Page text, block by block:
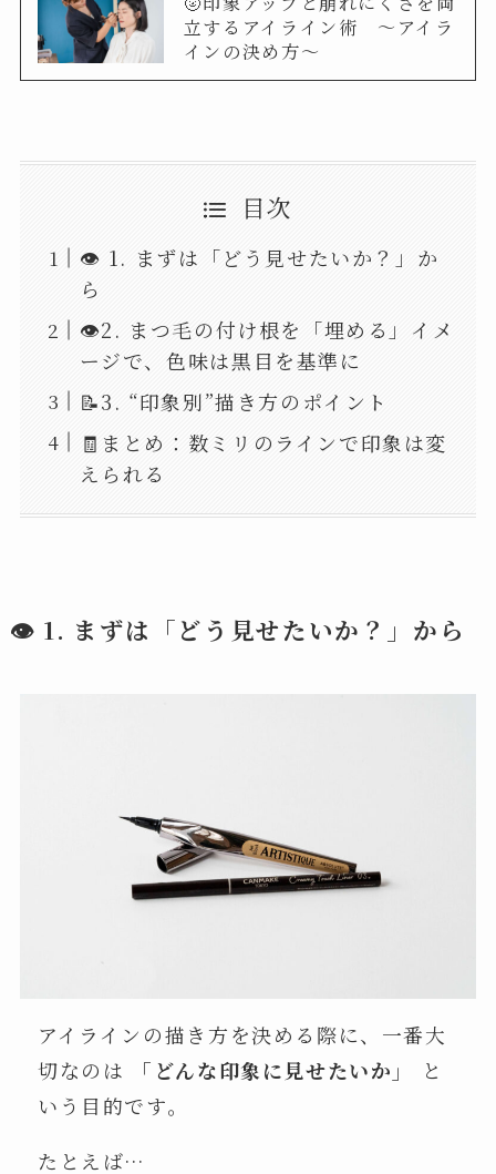
立するアイライン術 〜アイラ
インの決め方〜
目次
👁 1. まずは「どう見せたいか？」か
ら
👁2. まつ毛の付け根を「埋める」イメ
ージで、色味は黒目を基準に
📝3. “印象別”描き方のポイント
🧾まとめ：数ミリのラインで印象は変
えられる
👁 1. まずは「どう見せたいか？」から
アイラインの描き方を決める際に、一番大
切なのは
「どんな印象に見せたいか」
と
いう目的です。
たとえば…